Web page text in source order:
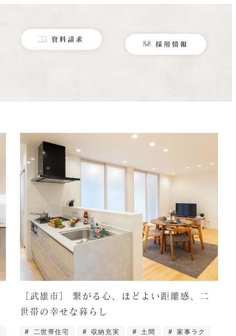
［武雄市］ 繋がる心、ほどよい距離感、二
世帯の幸せな暮らし
二世帯住宅 収納充実 土間 家事ラク